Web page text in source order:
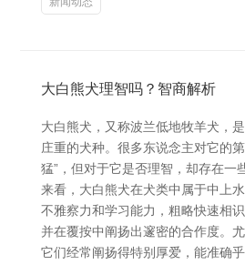
大白熊犬理智吗？智商解析
大白熊犬，又称波兰低地牧羊犬，
庄重的犬种。很多东说念主对它的
猛”，但对于它是否理智，却存在一
来看，大白熊犬在犬类中属于中上
不雅察力和学习能力，粗略快速相
并在覆按中阐扬出邃密的合作度。
它们经常阐扬得特别厚爱，能准确